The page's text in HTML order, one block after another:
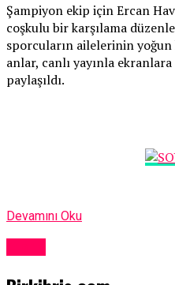
Şampiyon ekip için Ercan
coşkulu bir karşılama
sporcuların ailelerinin
anlar, canlı yayınla
paylaşıldı.
Devamını Oku